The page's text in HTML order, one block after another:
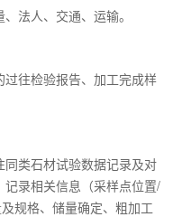
法人、交通、运输。
往检验报告、加工完成样
类石材试验数据记录及对
录相关信息（采样点位置/
规格、储量确定、粗加工